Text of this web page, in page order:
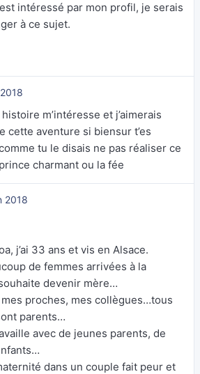
intéressé par mon profil, je serais
à ce sujet.
m’intéresse et j’aimerais
cette aventure si biensur t’es
tu le disais ne pas réaliser ce
charmant ou la fée
2018
j’ai 33 ans et vis en Alsace.
de femmes arrivées à la
devenir mère…
mes proches, mes collègues…tous
parents…
avec de jeunes parents, de
dans un couple fait peur et